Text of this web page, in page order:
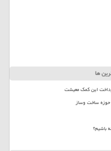
ها
این کمک معیشت
باشیم؟